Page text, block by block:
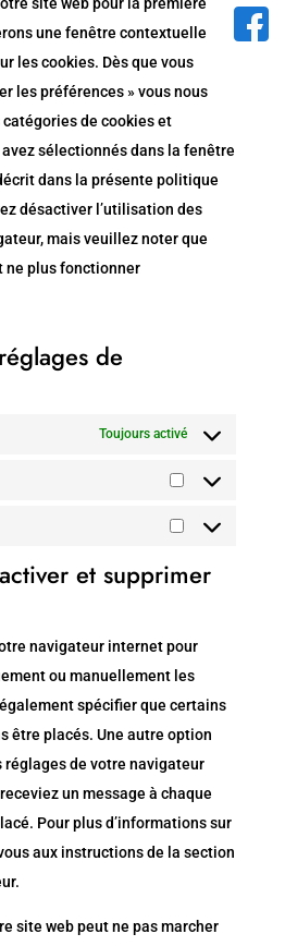
divers
une fenêtre contextuelle
les cookies. Dès que vous
les préférences » vous nous
de cookies et
avez sélectionnés dans la fenêtre
dans la présente politique
désactiver l’utilisation des
mais veuillez noter que
ne plus fonctionner
de
Toujours activé
et supprimer
navigateur internet pour
ou manuellement les
spécifier que certains
être placés. Une autre option
de votre navigateur
un message à chaque
Pour plus d’informations sur
aux instructions de la section
site web peut ne pas marcher